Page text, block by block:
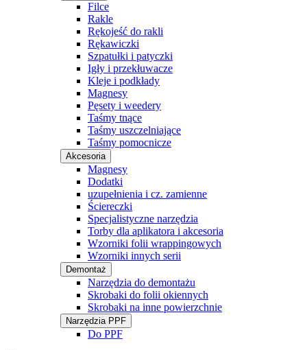
Filce
Rakle
Rękojeść do rakli
Rękawiczki
Szpatułki i patyczki
Igły i przekłuwacze
Kleje i podkłady
Magnesy
Pęsety i weedery
Taśmy tnące
Taśmy uszczelniające
Taśmy pomocnicze
Akcesoria
Magnesy
Dodatki
uzupełnienia i cz. zamienne
Ściereczki
Specjalistyczne narzędzia
Torby dla aplikatora i akcesoria
Wzorniki folii wrappingowych
Wzorniki innych serii
Demontaż
Narzędzia do demontażu
Skrobaki do folii okiennych
Skrobaki na inne powierzchnie
Narzędzia PPF
Do PPF